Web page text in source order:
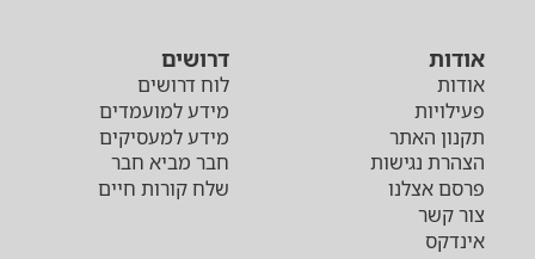
אודות
אודות
פעילויות
תקנון האתר
הצהרת נגישות
פרסם אצלנו
צור קשר
אינדקס
דרושים
לוח דרושים
מידע למועמדים
מידע למעסיקים
חבר מביא חבר
שלח קורות חיים